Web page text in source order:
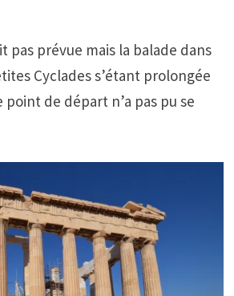
pas prévue mais la balade dans
Cyclades s’étant prolongée
de départ n’a pas pu se